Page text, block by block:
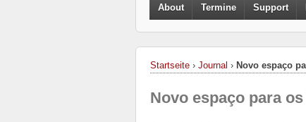
About Termine Support
Startseite › Journal › Novo espaço
Novo espaço para